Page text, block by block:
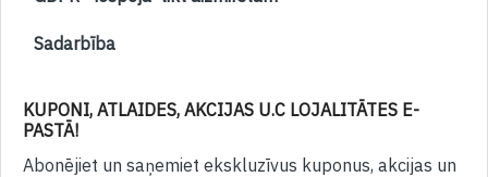
Sadarbība
KUPONI, ATLAIDES, AKCIJAS U.C LOJALITĀTES E-
PASTĀ!
Abonējiet un saņemiet ekskluzīvus kuponus, akcijas un